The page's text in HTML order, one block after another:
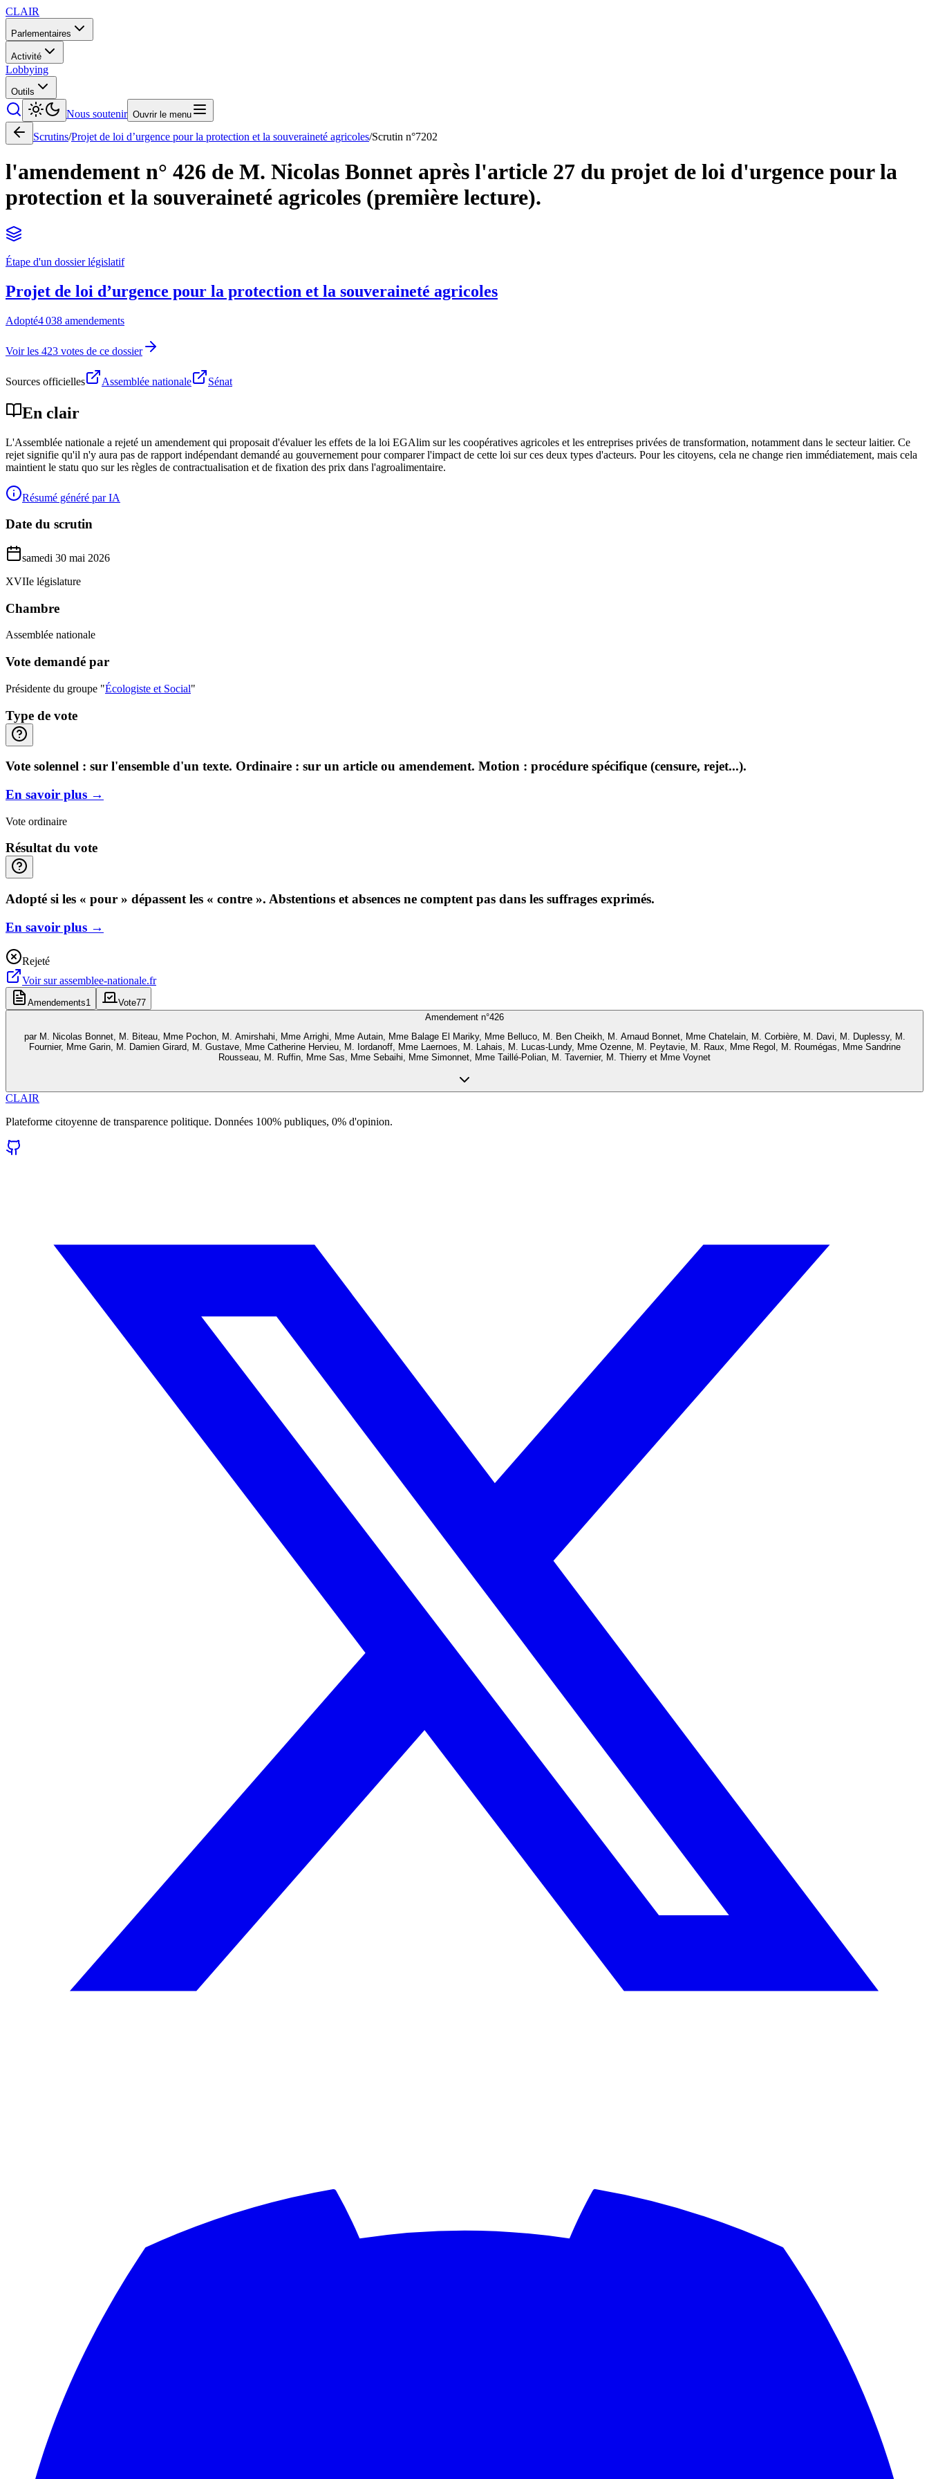
CLAIR
Parlementaires
Activité
Lobbying
Outils
Nous soutenir Ouvrir le menu
Scrutins/Projet de loi d’urgence pour la protection et la souveraineté agricoles/Scrutin n°7202
l'amendement n° 426 de M. Nicolas Bonnet après l'article 27 du projet de loi d'urgence pour la
protection et la souveraineté agricoles (première lecture).
Étape d'un dossier législatif
Projet de loi d’urgence pour la protection et la souveraineté agricoles
Adopté4 038 amendements
Voir les 423 votes de ce dossier
Sources officielles Assemblée nationale Sénat
En clair
L'Assemblée nationale a rejeté un amendement qui proposait d'évaluer les effets de la loi EGAlim sur les coopératives agricoles et les entreprises privées de transformation, notamment dans le secteur laitier. Ce
rejet signifie qu'il n'y aura pas de rapport indépendant demandé au gouvernement pour comparer l'impact de cette loi sur ces deux types d'acteurs. Pour les citoyens, cela ne change rien immédiatement, mais cela
maintient le statu quo sur les règles de contractualisation et de fixation des prix dans l'agroalimentaire.
Résumé généré par IA
Date du scrutin
samedi 30 mai 2026
XVIIe législature
Chambre
Assemblée nationale
Vote demandé par
Présidente du groupe "Écologiste et Social"
Type de vote
Vote solennel : sur l'ensemble d'un texte. Ordinaire : sur un article ou amendement. Motion : procédure spécifique (censure, rejet...).
En savoir plus →
Vote ordinaire
Résultat du vote
Adopté si les « pour » dépassent les « contre ». Abstentions et absences ne comptent pas dans les suffrages exprimés.
En savoir plus →
Rejeté
Voir surassemblee-nationale.fr
Amendements1 Vote77
Amendement n°426
par M. Nicolas Bonnet, M. Biteau, Mme Pochon, M. Amirshahi, Mme Arrighi, Mme Autain, Mme Balage El Mariky, Mme Belluco, M. Ben Cheikh, M. Arnaud Bonnet, Mme Chatelain, M. Corbière, M. Davi, M. Duplessy, M.
Fournier, Mme Garin, M. Damien Girard, M. Gustave, Mme Catherine Hervieu, M. Iordanoff, Mme Laernoes, M. Lahais, M. Lucas-Lundy, Mme Ozenne, M. Peytavie, M. Raux, Mme Regol, M. Roumégas, Mme Sandrine
Rousseau, M. Ruffin, Mme Sas, Mme Sebaihi, Mme Simonnet, Mme Taillé-Polian, M. Tavernier, M. Thierry et Mme Voynet
CLAIR
Plateforme citoyenne de transparence politique. Données 100% publiques, 0% d'opinion.